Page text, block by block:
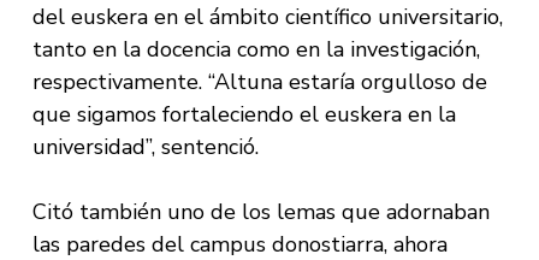
del euskera en el ámbito científico universitario,
tanto en la docencia como en la investigación,
respectivamente. “Altuna estaría orgulloso de
que sigamos fortaleciendo el euskera en la
universidad”, sentenció.
Citó también uno de los lemas que adornaban
las paredes del campus donostiarra, ahora